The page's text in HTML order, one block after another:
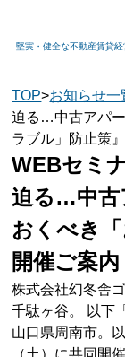
堅実・健全な不動産賃貸
TOP>お知らせ一
迫る…中古アパ
ラブル」防止策
WEBセミ
迫る…中古
おくべき
開催ご案内
株式会社幻冬舎
千駄ヶ谷。 以下
山口県周南市。
（土）に共同開